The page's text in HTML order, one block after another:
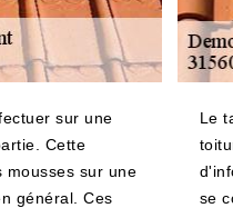
sur une
Cette
mousses sur une
général. Ces
Le
se